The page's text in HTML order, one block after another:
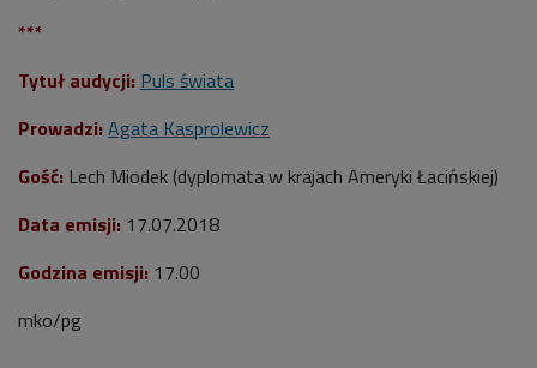
***
Tytuł audycji: Puls świata
Prowadzi: Agata Kasprolewicz
Gość: Lech Miodek (dyplomata w krajach Ameryki Łacińskiej)
Data emisji: 17.07.2018
Godzina emisji: 17.00
mko/pg